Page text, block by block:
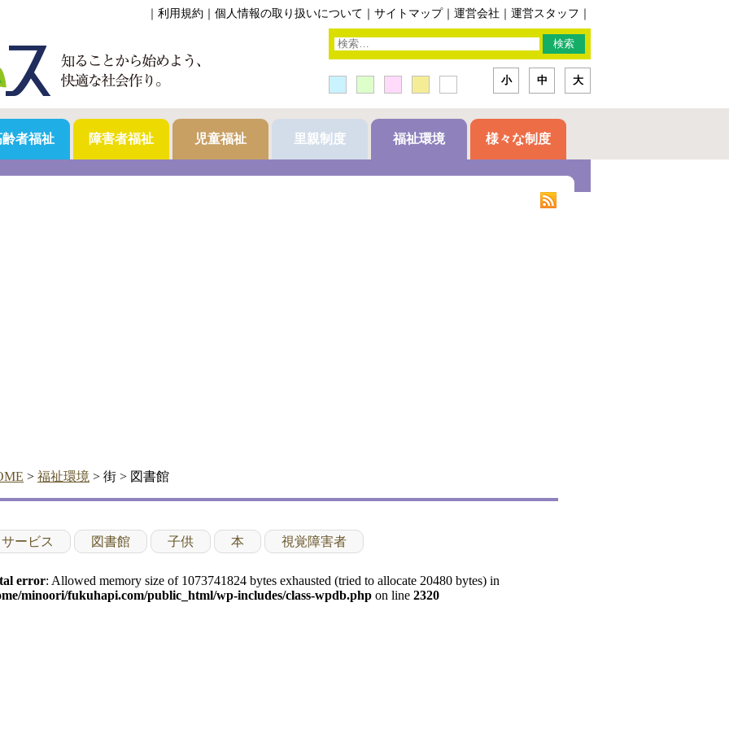
利用規約 個人情報の取り扱いについて サイトマップ｜ 運営会社 運営スタッフ
大
中
小
齢者福祉 障害者福祉 児童福祉 里親制度 福祉環境 様々な制度
> 福祉環境 > 街 > 図書館
サービス 図書館 子供 本 視覚障害者
error: Allowed memory size of 1073741824 bytes exhausted (tried to allocate 20480 bytes) in
minoori/fukuhapi.com/public_html/wp-includes/class-wpdb.php on line 2320